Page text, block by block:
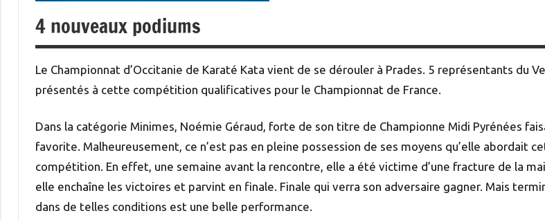
4 nouveaux podiums
Le Championnat d’Occitanie de Karaté Kata vient de se dérouler à Prades. 5 représentants du
présentés à cette compétition qualificatives pour le Championnat de France.
Dans la catégorie Minimes, Noémie Géraud, forte de son titre de Championne Midi Pyrénées
favorite. Malheureusement, ce n’est pas en pleine possession de ses moyens qu’elle abordait
compétition. En effet, une semaine avant la rencontre, elle a été victime d’une fracture de la
elle enchaîne les victoires et parvint en finale. Finale qui verra son adversaire gagner. Mais
dans de telles conditions est une belle performance.